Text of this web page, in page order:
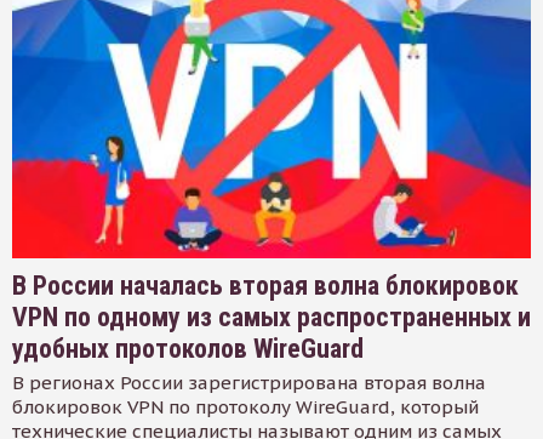
В России началась вторая волна блокировок
VPN по одному из самых распространенных и
удобных протоколов WireGuard
В регионах России зарегистрирована вторая волна
блокировок VPN по протоколу WireGuard, который
технические специалисты называют одним из самых